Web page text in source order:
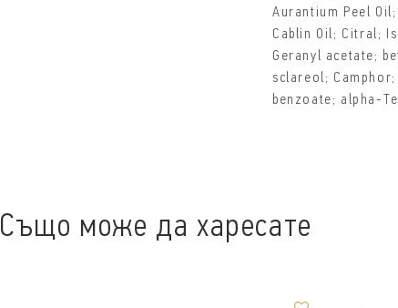
Aurantium Peel
Cablin Oil; Citral;
Geranyl acetate;
sclareol;
benzoate; alpha-
Също може да харесате